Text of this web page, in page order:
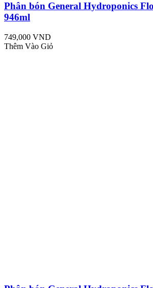
Phân bón General Hydroponics
946ml
749,000 VND
Thêm Vào Giỏ